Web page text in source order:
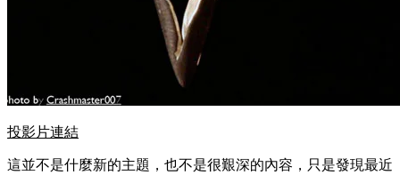
投影片連結
這並不是什麼新的主題，也不是很艱深的內容，只是發現最近